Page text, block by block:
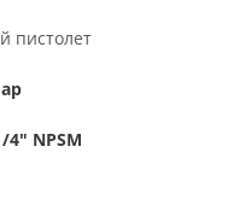
пистолет
4" NPSM